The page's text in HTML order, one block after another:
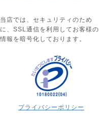
当店では、セキュリティのため
に、SSL通信を利用してお客様の
情報を暗号化しております。
プライバシーポリシー